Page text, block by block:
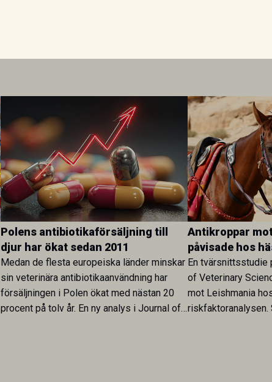
Polens antibiotikaförsäljning till
djur har ökat sedan 2011
Medan de flesta europeiska länder minskar
sin veterinära antibiotikaanvändning har
försäljningen i Polen ökat med nästan 20
procent på tolv år. En ny analys i Journal of
Antikroppar
påvisade hos
En tvärsnittsstudie
of Veterinary
mot Leishmania